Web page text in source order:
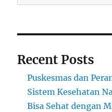
Recent Posts
Puskesmas dan
Sistem Kesehatan
Bisa Sehat dengan